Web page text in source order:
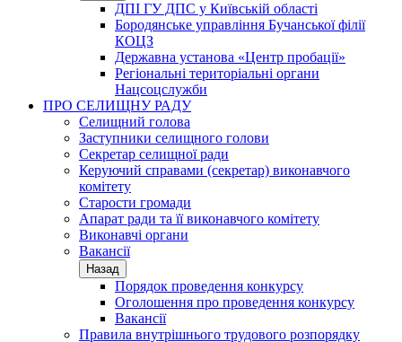
ДПІ ГУ ДПС у Київській області
Бородянське управління Бучанської філії
КОЦЗ
Державна установа «Центр пробації»
Регіональні територіальні органи
Нацсоцслужби
ПРО СЕЛИЩНУ РАДУ
Селищний голова
Заступники селищного голови
Секретар селищної ради
Керуючий справами (секретар) виконавчого
комітету
Старости громади
Апарат ради та її виконавчого комітету
Виконавчі органи
Вакансії
Назад
Порядок проведення конкурсу
Оголошення про проведення конкурсу
Вакансії
Правила внутрішнього трудового розпорядку